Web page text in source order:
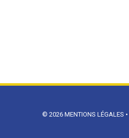
© 2026 MENTIONS LÉGALES •